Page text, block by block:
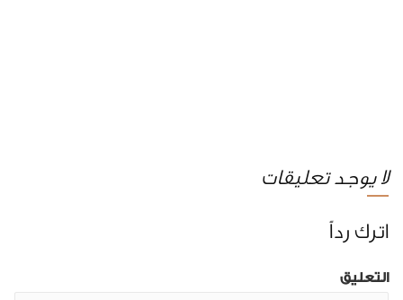
لا يوجد تعليقات
اترك رداً
التعليق